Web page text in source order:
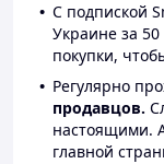
С подпиской
Украине за
покупки,
Регулярно
продавцов.
настоящими.
главной